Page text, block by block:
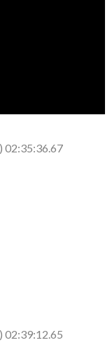
02:35:36.67
02:39:12.65